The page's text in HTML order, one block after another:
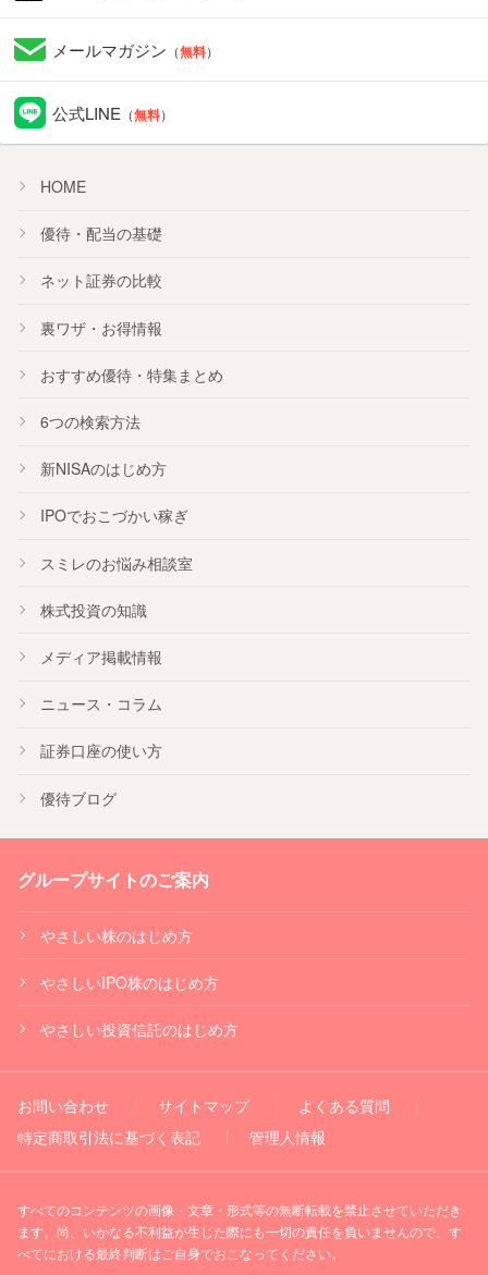
メールマガジン （無料）
公式LINE （無料）
HOME
優待・配当の基礎
ネット証券の比較
裏ワザ・お得情報
おすすめ優待・ 特集まとめ
6つの検索方法
新NISAのはじめ方
IPOでおこづかい稼ぎ
スミレのお悩み相談室
株式投資の知識
メディア掲載情報
ニュース・コラム
証券口座の使い方
優待ブログ
グループサイトのご案内
やさしい株のはじめ方
やさしいIPO株のはじめ方
やさしい投資信託のはじめ方
お問い合わせ サイトマップ
よくある質問
特定商取引法に基づく表記
管理人情報
すべてのコンテンツの画像・文章・形式等の無断転載を禁止させていただき
ます。尚、いかなる不利益が生じた際にも一切の責任を負いませんので、す
べてにおける最終判断はご自身でおこなってください。